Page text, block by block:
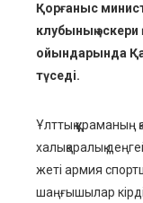
Қорғаныс
клубының
ойындарында
түседі.
Ұлттық құраманың
халықаралық
жеті армия
шаңғышылар